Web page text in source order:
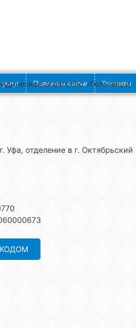
Полезные статьи Контакты
агентство «Голынец и
отделение в г. Октябрьский